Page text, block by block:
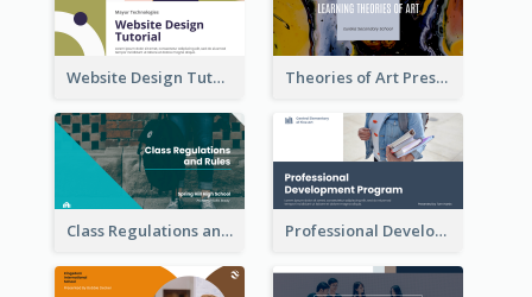
Website Design Tutorial Presentation Theories of Art Presentation
Class Regulations and Rules Presentation Professional Development Program Presentation